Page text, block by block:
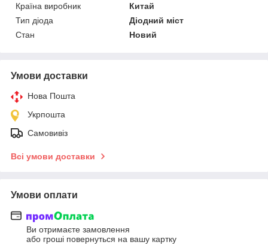
Країна виробник
Китай
Тип діода
Діодний міст
Стан
Новий
Умови доставки
Нова Пошта
Укрпошта
Самовивіз
Всі умови доставки
Умови оплати
Ви отримаєте замовлення
або гроші повернуться на вашу картку